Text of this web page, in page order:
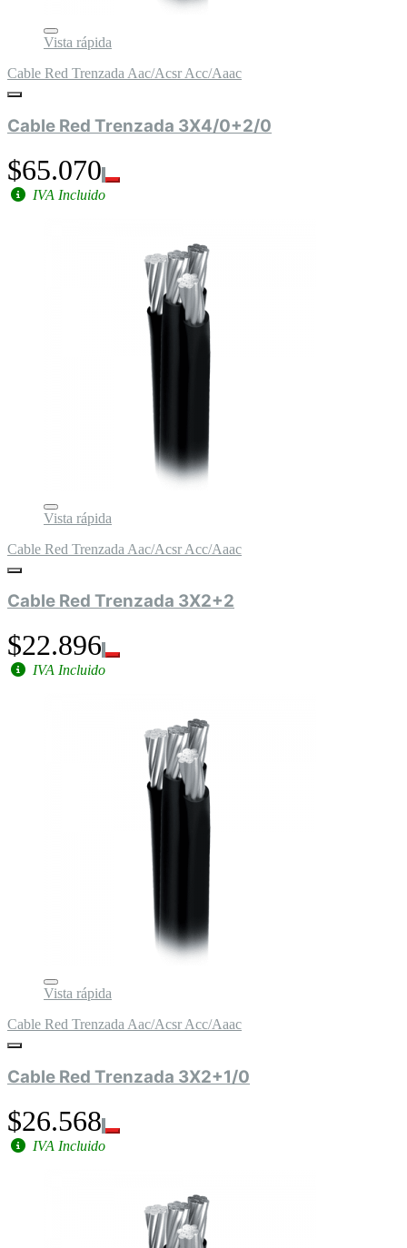
Vista rápida
Cable Red Trenzada Aac/Acsr Acc/Aaac
Cable Red Trenzada 3X4/0+2/0
$65.070
IVA Incluido
Vista rápida
Cable Red Trenzada Aac/Acsr Acc/Aaac
Cable Red Trenzada 3X2+2
$22.896
IVA Incluido
Vista rápida
Cable Red Trenzada Aac/Acsr Acc/Aaac
Cable Red Trenzada 3X2+1/0
$26.568
IVA Incluido